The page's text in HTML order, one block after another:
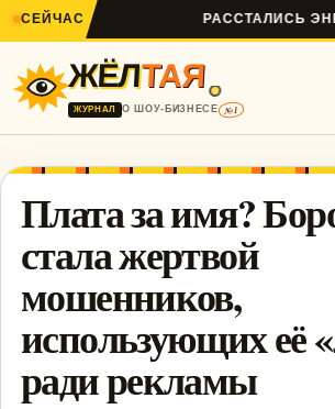
СЕЙЧАС РАССТАЛИСЬ
ЖЁЛТАЯ
ЖУРНАЛ О ШОУ-БИЗНЕСЕ №1
Плата за имя?
стала жертвой
мошенников,
использующих её
ради рекламы